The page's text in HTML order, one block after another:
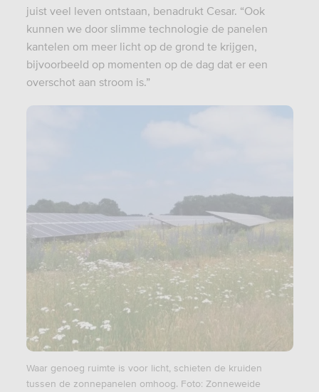
juist veel leven ontstaan, benadrukt Cesar. “Ook
kunnen we door slimme technologie de panelen
kantelen om meer licht op de grond te krijgen,
bijvoorbeeld op momenten op de dag dat er een
overschot aan stroom is.”
Waar genoeg ruimte is voor licht, schieten de kruiden
tussen de zonnepanelen omhoog. Foto: Zonneweide